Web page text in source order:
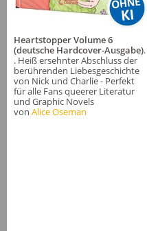
Heartstopper Volume 6
(deutsche Hardcover-Ausgabe).
. Heiß ersehnter Abschluss der
berührenden Liebesgeschichte
von Nick und Charlie - Perfekt
für alle Fans queerer Literatur
und Graphic Novels
von Alice Oseman